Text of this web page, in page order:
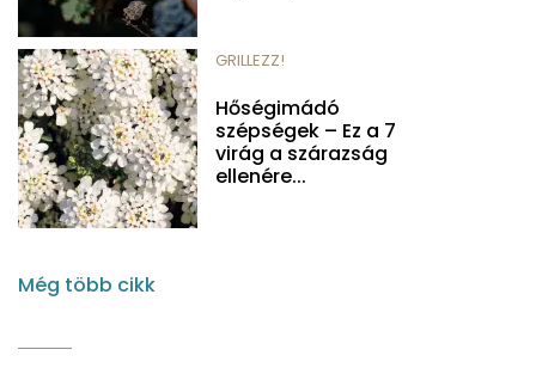
GRILLEZZ!
Hőségimádó
szépségek – Ez a 7
virág a szárazság
ellenére...
Még több cikk